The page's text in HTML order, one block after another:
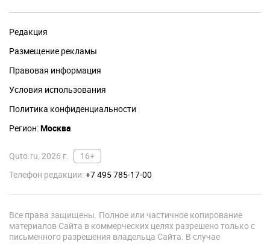
Редакция
Размещение рекламы
Правовая информация
Условия использования
Политика конфиденциальности
Регион:Москва
Quto.ru, 2026 г.
16+
Телефон редакции:+7 495 785-17-00
Все права защищены. Полное или частичное копирование
материалов Сайта в коммерческих целях разрешено только с
письменного разрешения владельца Сайта. В случае